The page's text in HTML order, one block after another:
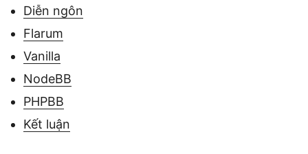
Diễn ngôn
Flarum
Vanilla
NodeBB
PHPBB
Kết luận